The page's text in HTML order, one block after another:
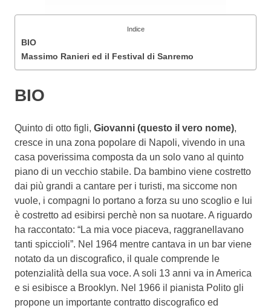
Indice
BIO
Massimo Ranieri ed il Festival di Sanremo
BIO
Quinto di otto figli, Giovanni (questo il vero nome),
cresce in una zona popolare di Napoli, vivendo in una
casa poverissima composta da un solo vano al quinto
piano di un vecchio stabile. Da bambino viene costretto
dai più grandi a cantare per i turisti, ma siccome non
vuole, i compagni lo portano a forza su uno scoglio e lui
è costretto ad esibirsi perchè non sa nuotare. A riguardo
ha raccontato: “La mia voce piaceva, raggranellavano
tanti spiccioli”. Nel 1964 mentre cantava in un bar viene
notato da un discografico, il quale comprende le
potenzialità della sua voce. A soli 13 anni va in America
e si esibisce a Brooklyn. Nel 1966 il pianista Polito gli
propone un importante contratto discografico ed